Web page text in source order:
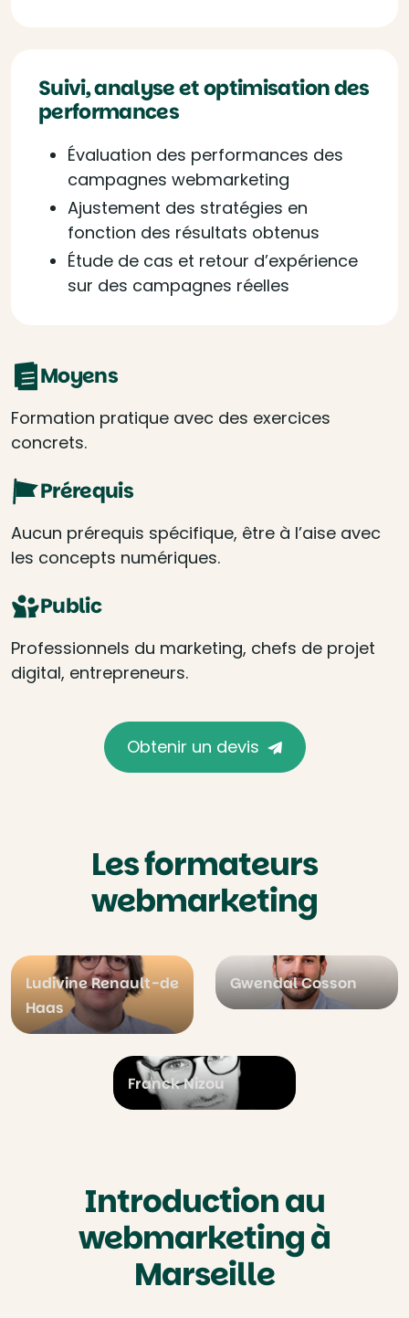
Suivi, analyse et optimisation des
performances
Évaluation des performances des
campagnes webmarketing
Ajustement des stratégies en
fonction des résultats obtenus
Étude de cas et retour d’expérience
sur des campagnes réelles
Moyens
Formation pratique avec des exercices
concrets.
Prérequis
Aucun prérequis spécifique, être à l’aise avec
les concepts numériques.
Public
Professionnels du marketing, chefs de projet
digital, entrepreneurs.
Obtenir un devis
Les formateurs
webmarketing
Ludivine Renault-de
Haas
Gwendal Cosson
Franck Nizou
Introduction au
webmarketing à
Marseille